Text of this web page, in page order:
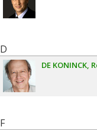
D
DE KONINCK
F